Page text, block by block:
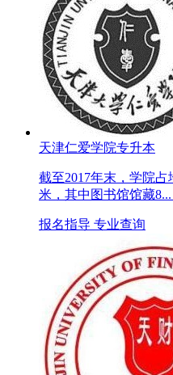
天津仁爱学院专升本
截至2017年末，学院
米，其中图书馆馆藏8...
报名指导 专业查询